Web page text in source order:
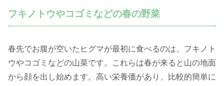
フキノトウやコゴミなどの春の野菜
春先でお腹が空いたヒグマが最初に食べるのは、フキノト
ウやコゴミなどの山菜です。これらは春が来ると山の地面
から顔を出し始めます。高い栄養価があり、比較的簡単に